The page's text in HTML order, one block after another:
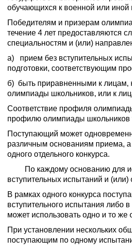
обучающихся к военной или иной
Победителям и призерам
течение 4 лет предоставляются
специальностям и (или)
а) прием без вступительных
подготовки, соответствующим
б) быть приравненными к лицам,
олимпиады школьников, или к
Соответствие профиля
профилю олимпиады школьников
Поступающий может
различным основаниям приема, а
одного отдельного конкурса.
По каждому основанию для
вступительных испытаний и
В рамках одного конкурса
вступительного испытания либо
может использовать одно и то
При установлении нескольких
поступающим по одному